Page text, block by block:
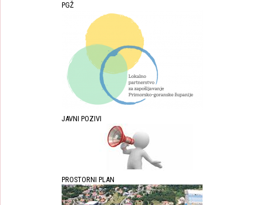
PGŽ
JAVNI POZIVI
PROSTORNI PLAN